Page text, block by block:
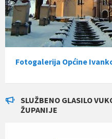
Fotogalerija Općine
SLUŽBENO GLASILO
ŽUPANIJE